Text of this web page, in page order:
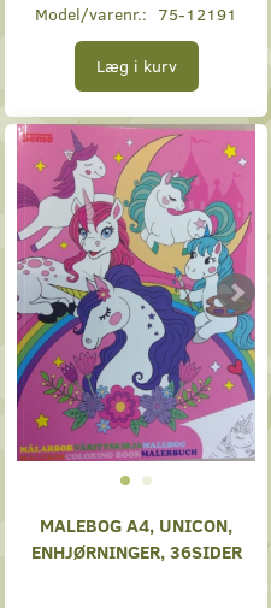
Model/varenr.: 75-12191
Læg i kurv
MALEBOG A4, UNICON,
ENHJØRNINGER, 36SIDER